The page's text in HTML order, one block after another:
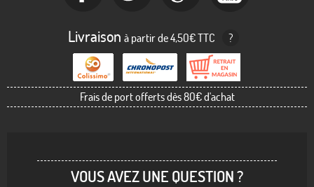
Livraison à partir de 4,50€ TTC ?
Frais de port offerts dès 80€ d'achat
VOUS AVEZ UNE QUESTION ?